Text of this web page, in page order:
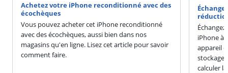
Achetez votre iPhone reconditionné avec des
écochèques
Vous pouvez acheter cet iPhone reconditionné
avec des écochèques, aussi bien dans nos
magasins qu'en ligne. Lisez cet article pour savoir
comment faire.
iPhone à
appareil
stockage
calculer